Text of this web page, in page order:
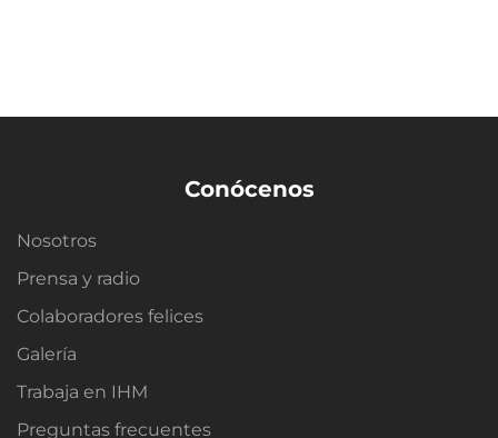
Conócenos
Nosotros
Prensa y radio
Colaboradores felices
Galería
Trabaja en IHM
Preguntas frecuentes